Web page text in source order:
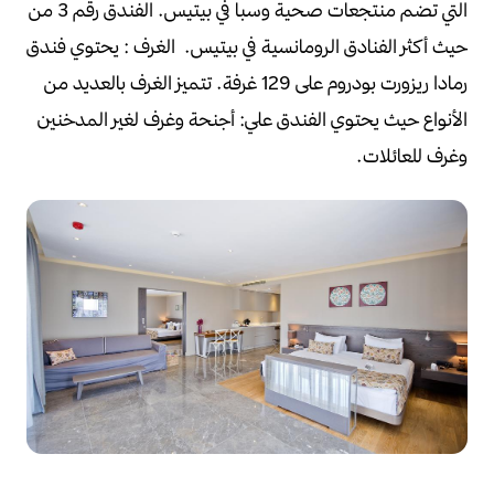
التي تضم منتجعات صحية وسبا في بيتيس.
الفندق رقم 3 من
حيث أكثر الفنادق الرومانسية في بيتيس. الغرف : يحتوي فندق
رمادا ريزورت بودروم على 129 غرفة.
تتميز الغرف بالعديد من
الأنواع حيث يحتوي الفندق علي: أجنحة وغرف لغير المدخنين
وغرف للعائلات.